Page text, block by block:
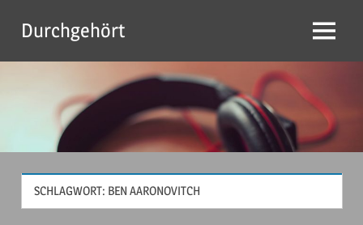
Inhalt
springen
Durchgehört Menu
SCHLAGWORT: BEN AARONOVITCH